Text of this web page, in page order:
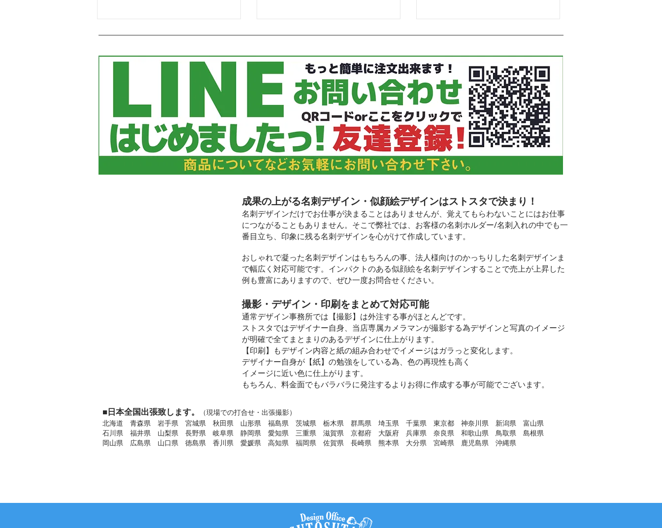
成果の上がる名刺デザイン・似顔絵デザインはストスタで決まり！
名刺デザインだけでお仕事が決まることはありませんが、覚えてもらわないことにはお仕事
につながることもありません。そこで弊社では、お客様の名刺ホルダー/名刺入れの中でも一
番目立ち、印象に残る名刺デザインを心がけて作成しています。
おしゃれで凝った名刺デザインはもちろんの事、法人様向けのかっちりした名刺デザインま
で幅広く対応可能です。インパクトのある似顔絵を名刺デザインすることで売上が上昇した
例も豊富にありますので、ぜひ一度お問合せください。
撮影・デザイン・印刷をまとめて対応可能
通常デザイン事務所では【撮影】は外注する事がほとんどです。
ストスタではデザイナー自身、当店専属カメラマンが撮影する為デザインと写真のイメージ
が明確で全てまとまりのあるデザインに仕上がります。
​【印刷】も​デザイン内容と紙の組み合わせでイメージはガラっと変化します。
デザイナー自身が【紙】の勉強をしている為、色の再現性も高く
イメージに近い色に仕上がります。
​もちろん、料金面でもバラバラに発注するよりお得に作成する事が可能でございます。
■日本全国出張致します。
（現場での打合せ・出張撮影）
北海道 青森県 岩手県 宮城県 秋田県 山形県 福島県 茨城県 栃木県 群馬県 埼玉県 千葉県 東京都 神奈川県 新潟県 富山県
石川県 福井県 山梨県 長野県 岐阜県 静岡県 愛知県 三重県 滋賀県 京都府 大阪府 兵庫県 奈良県 和歌山県 鳥取県 島根県
岡山県 広島県 山口県 徳島県 香川県 愛媛県 高知県 福岡県 佐賀県 長崎県 熊本県 大分県 宮崎県 鹿児島県 沖縄県